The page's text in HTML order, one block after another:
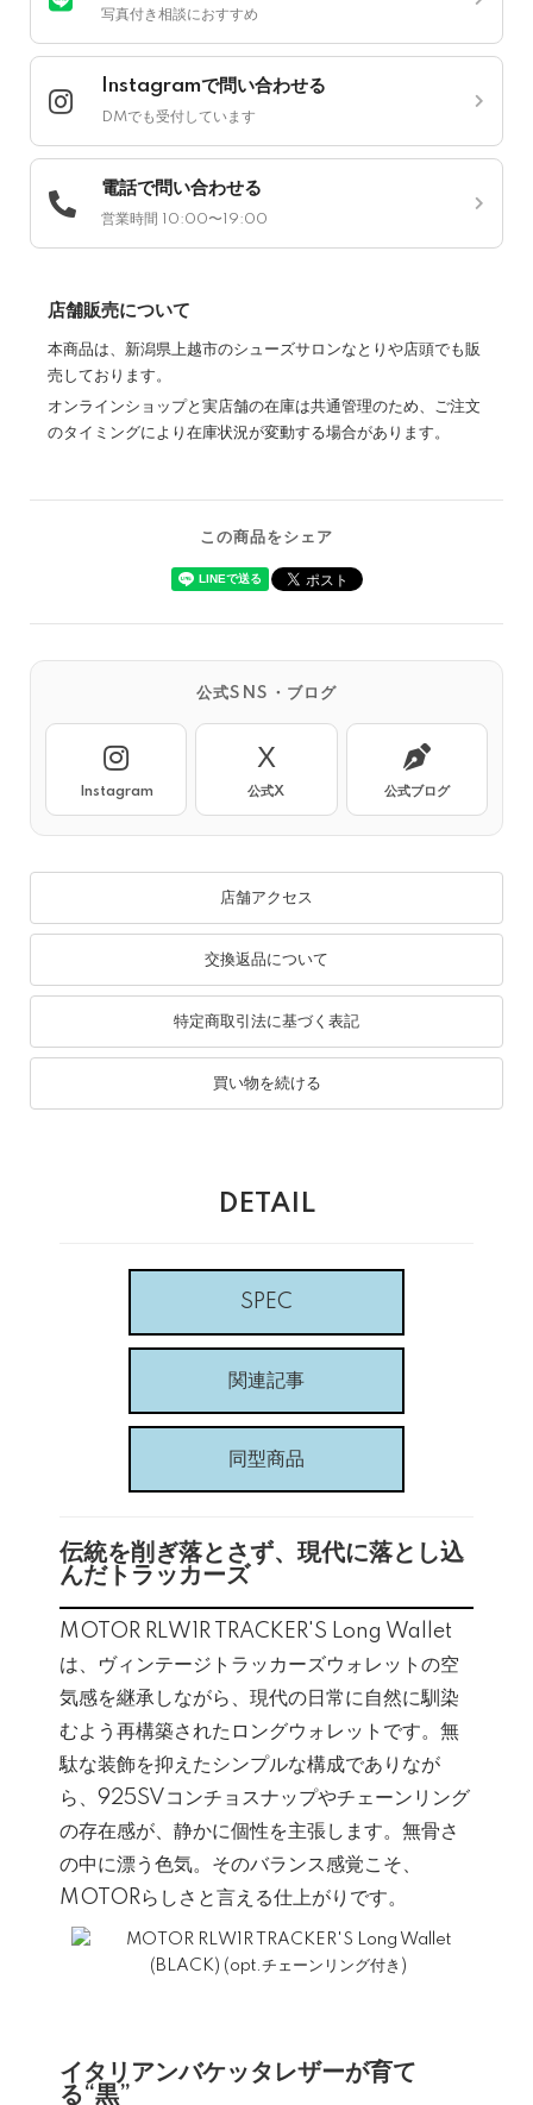
写真付き相談におすすめ
Instagramで問い合わせる
DMでも受付しています
電話で問い合わせる
営業時間 10:00〜19:00
店舗販売について
本商品は、新潟県上越市のシューズサロンなとりや店頭でも販
売しております。
オンラインショップと実店舗の在庫は共通管理のため、ご注文
のタイミングにより在庫状況が変動する場合があります。
この商品をシェア
公式SNS・ブログ
Instagram
X
公式X 公式ブログ
店舗アクセス
交換返品について
特定商取引法に基づく表記
買い物を続ける
DETAIL
SPEC
関連記事
同型商品
伝統を削ぎ落とさず、現代に落とし込
んだトラッカーズ
MOTOR RLW1R TRACKER'S Long Wallet
は、ヴィンテージトラッカーズウォレットの空
気感を継承しながら、現代の日常に自然に馴染
むよう再構築されたロングウォレットです。無
駄な装飾を抑えたシンプルな構成でありなが
ら、925SVコンチョスナップやチェーンリング
の存在感が、静かに個性を主張します。無骨さ
の中に漂う色気。そのバランス感覚こそ、
MOTORらしさと言える仕上がりです。
イタリアンバケッタレザーが育て
る“黒”